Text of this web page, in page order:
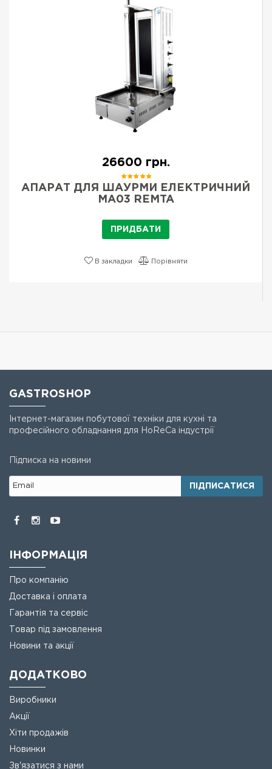
26600 грн.
АПАРАТ ДЛЯ ШАУРМИ ЕЛЕКТРИЧНИЙ
MA03 REMTA
ПРИДБАТИ
В закладки Порівняти
GASTROSHOP
Інтернет-магазин побутової техніки для кухні та
професійного обладнання для HoReCa індустрії
Підписка на новини
ПІДПИСАТИСЯ
ІНФОРМАЦІЯ
Про компанію
Доставка і оплата
Гарантія та сервіс
Товар під замовлення
Новини та акції
ДОДАТКОВО
Виробники
Акції
Хіти продажів
Новинки
Зв'язатися з нами